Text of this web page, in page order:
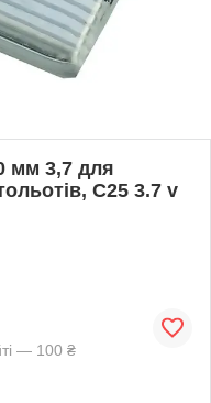
мм 3,7 для
C25 3.7 v
— 100 ₴